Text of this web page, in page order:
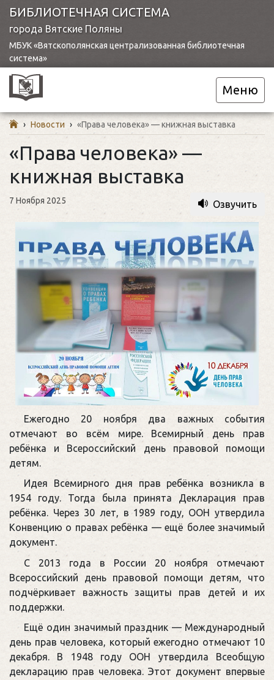
БИБЛИОТЕЧНАЯ СИСТЕМА
города Вятские Поляны
МБУК «Вятскополянская централизованная библиотечная
система»
Меню
› Новости › «Права человека» — книжная выставка
«Права человека» —
книжная выставка
7 Ноября 2025 Озвучить
Ежегодно 20 ноября два важных события
отмечают во всём мире. Всемирный день прав
ребёнка и Всероссийский день правовой помощи
детям.
Идея Всемирного дня прав ребёнка возникла в
1954 году. Тогда была принята Декларация прав
ребёнка. Через 30 лет, в 1989 году, ООН утвердила
Конвенцию о правах ребёнка — ещё более значимый
документ.
С 2013 года в России 20 ноября отмечают
Всероссийский день правовой помощи детям, что
подчёркивает важность защиты прав детей и их
поддержки.
Ещё один значимый праздник — Международный
день прав человека, который ежегодно отмечают 10
декабря. В 1948 году ООН утвердила Всеобщую
декларацию прав человека. Этот документ впервые